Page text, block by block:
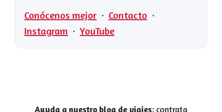
Conócenos mejor · Contacto ·
Instagram · YouTube
Ayuda a nuestro blog de viajes: contrata